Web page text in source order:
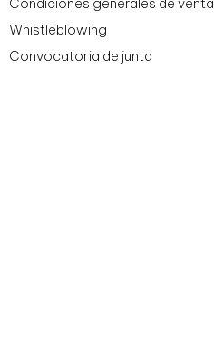
Condiciones generales de venta
Whistleblowing
Convocatoria de junta